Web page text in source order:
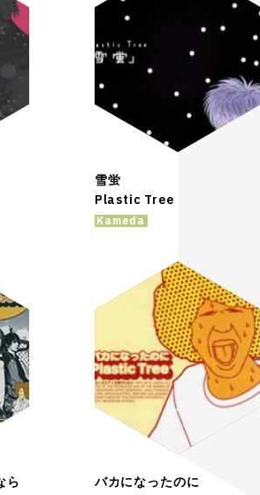
雪蛍
Plastic Tree
Kameda
ら
バカになったのに